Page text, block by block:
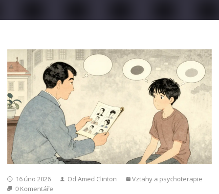
16 úno 2026 Od Amed Clinton
Vztahy a psychoterapie
0 Komentáře